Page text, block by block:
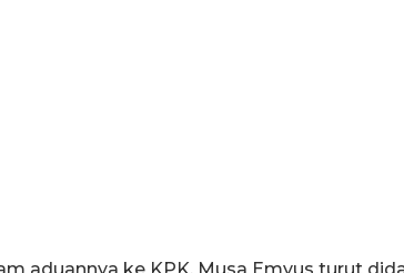
aduannya ke KPK, Musa Emyus turut